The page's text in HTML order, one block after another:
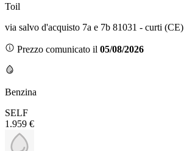
Toil
via salvo d'acquisto 7a e 7b 81031 - curti (CE)
Prezzo comunicato il 05/08/2026
Benzina
SELF
1.959 €